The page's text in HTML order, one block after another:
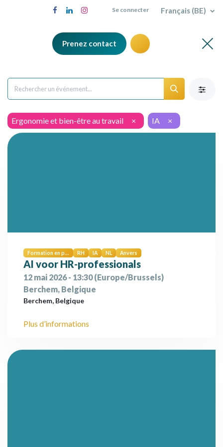
Se connecter Français (BE)
Prenez contact
Ergonomie et bien-être au travail × IA ×
Formation en présentiel RH IA NL Anvers
AI voor HR-professionals
12 mai 2026- 13:30(Europe/Brussels)
Berchem, Belgique
Berchem, Belgique
Plus d’informations